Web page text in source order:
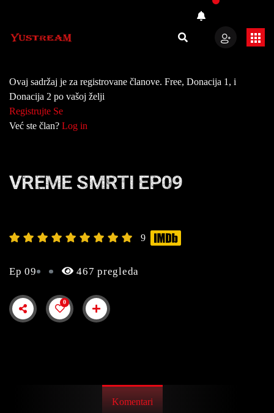
Ovaj sadržaj je za registrovane članove. Free, Donacija 1, i
Donacija 2 po vašoj želji
Registrujte Se
Već ste član? Log in
VREME SMRTI EP09
9
Ep 09 467 pregleda
0
Komentari